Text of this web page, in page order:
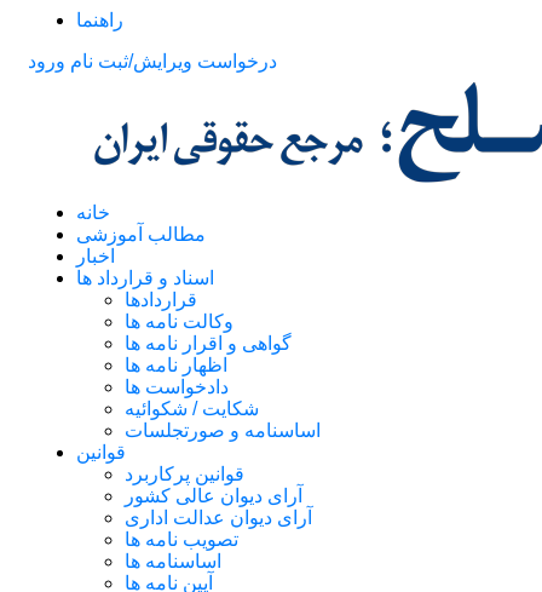
راهنما
درخواست ویرایش/ثبت نام ورود
خانه
مطالب آموزشی
اخبار
اسناد و قرارداد ها
قراردادها
وکالت نامه ها
گواهی و اقرار نامه ها
اظهار نامه ها
دادخواست ها
شکایت / شکوائیه
اساسنامه و صورتجلسات
قوانین
قوانین پرکاربرد
آرای دیوان عالی کشور
آرای دیوان عدالت اداری
تصویب نامه ها
اساسنامه ها
آیین نامه ها